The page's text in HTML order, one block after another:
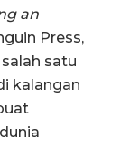
an
Press,
satu
kalangan